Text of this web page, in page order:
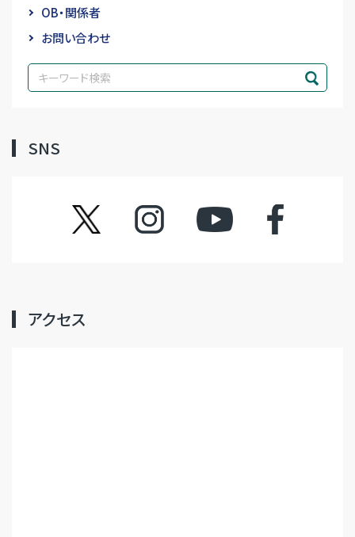
OB・関係者
お問い合わせ
SNS
ツイッター インスタグラムYouTube フェイスブック
アクセス